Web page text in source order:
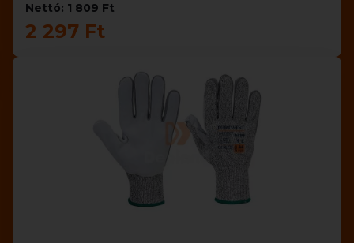
Nettó: 1 809 Ft
2 297 Ft